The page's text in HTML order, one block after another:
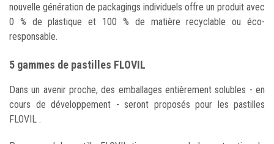
nouvelle génération de packagings individuels offre un produit avec
0 % de plastique et 100 % de matière recyclable ou éco-
responsable.
5 gammes de pastilles FLOVIL
Dans un avenir proche, des emballages entièrement solubles - en
cours de développement - seront proposés pour les pastilles
FLOVIL .